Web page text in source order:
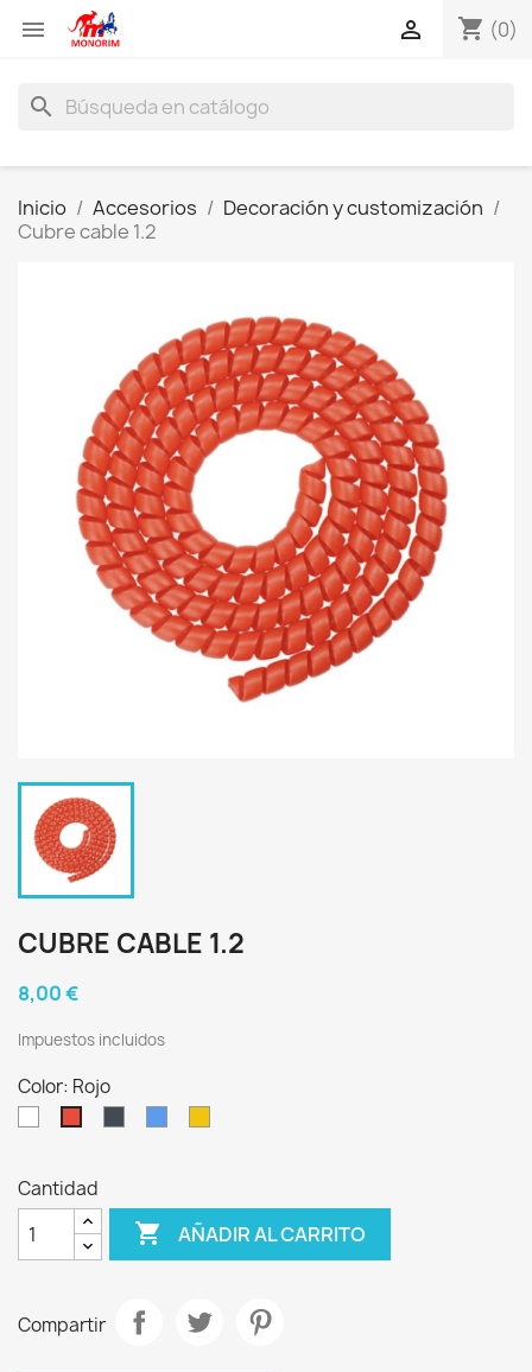
 shopping_cart (0)

search
Inicio Accesorios
Decoración y customización
Cubre cable 1.2
CUBRE CABLE 1.2
8,00 €
Impuestos incluidos
Color: Rojo
Cantidad
 AÑADIR AL CARRITO
Compartir